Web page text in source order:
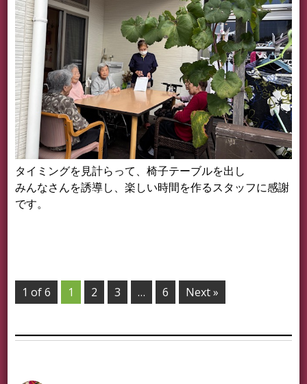
タイミングを見計らって、椅子テーブルを出し
みんなさんを誘導し、楽しい時間を作るスタッフに感謝
です。
1 of 6 1 2 3 … 6 Next »